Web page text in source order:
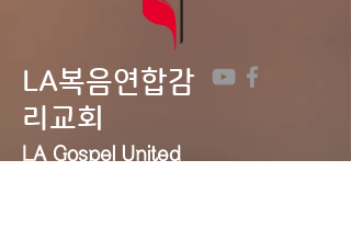
LA복음연합감
리교회
LA Gospel United